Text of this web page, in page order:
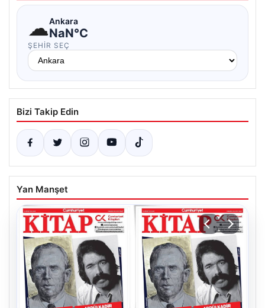
☁Ankara
NaN°C
ŞEHIR SEÇ
Bizi Takip Edin
Yan Manşet